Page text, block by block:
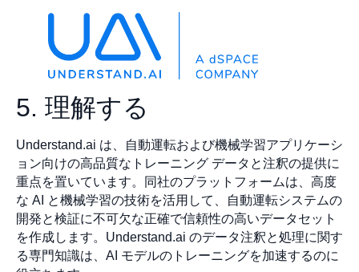
5. 理解する
Understand.ai は、自動運転および機械学習アプリケーシ
ョン向けの高品質なトレーニング データと注釈の提供に
重点を置いています。同社のプラットフォームは、高度
な AI と機械学習の技術を活用して、自動運転システムの
開発と検証に不可欠な正確で信頼性の高いデータセット
を作成します。Understand.ai のデータ注釈と処理に関す
る専門知識は、AI モデルのトレーニングを加速するのに